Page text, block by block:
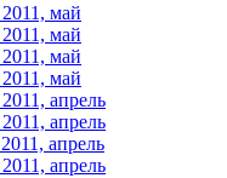
май
май
май
май
апрель
апрель
апрель
апрель